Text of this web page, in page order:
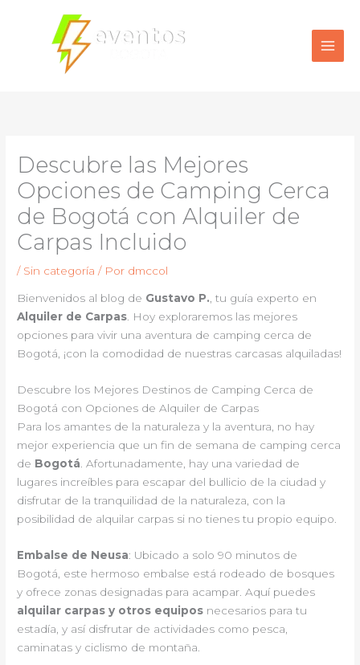
contenido
Descubre las Mejores
Opciones de Camping Cerca
de Bogotá con Alquiler de
Carpas Incluido
/ Sin categoría / Por dmccol
Bienvenidos al blog de Gustavo P., tu guía experto en
Alquiler de Carpas. Hoy exploraremos las mejores
opciones para vivir una aventura de camping cerca de
Bogotá, ¡con la comodidad de nuestras carcasas alquiladas!
Descubre los Mejores Destinos de Camping Cerca de
Bogotá con Opciones de Alquiler de Carpas
Para los amantes de la naturaleza y la aventura, no hay
mejor experiencia que un fin de semana de camping cerca
de Bogotá . Afortunadamente, hay una variedad de
lugares increíbles para escapar del bullicio de la ciudad y
disfrutar de la tranquilidad de la naturaleza, con la
posibilidad de alquilar carpas si no tienes tu propio equipo.
Embalse de Neusa: Ubicado a solo 90 minutos de
Bogotá, este hermoso embalse está rodeado de bosques
y ofrece zonas designadas para acampar. Aquí puedes
alquilar carpas y otros equipos necesarios para tu
estadía, y así disfrutar de actividades como pesca,
caminatas y ciclismo de montaña.